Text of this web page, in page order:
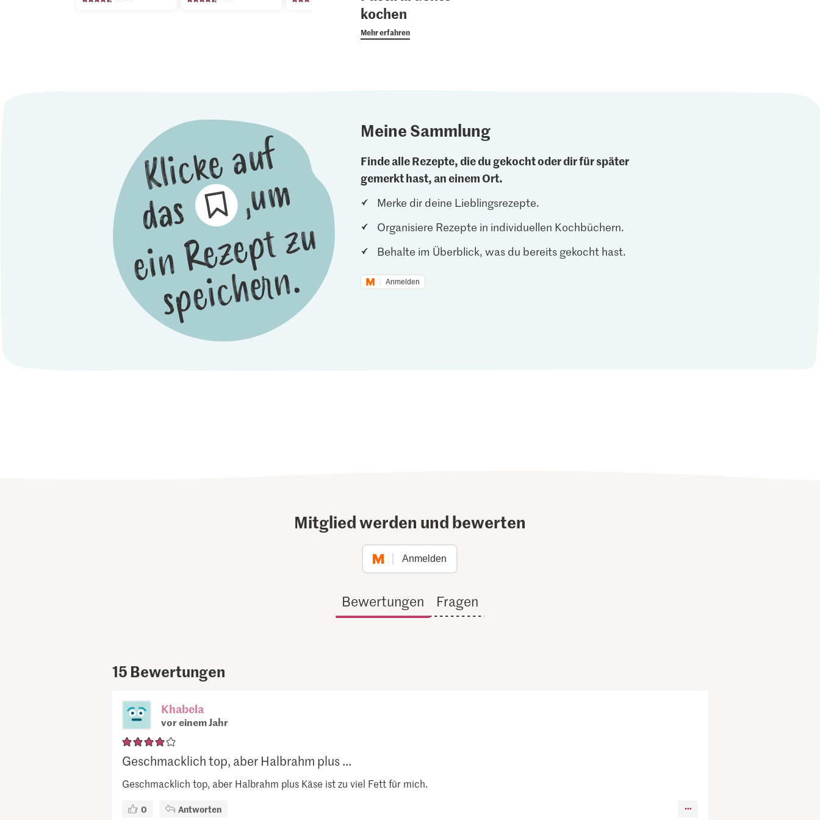
kochen
Mehr erfahren
Meine Sammlung
Finde alle Rezepte, die du gekocht oder dir für später
gemerkt hast, an einem Ort.
Merke dir deine Lieblingsrezepte.
Organisiere Rezepte in individuellen Kochbüchern.
Behalte im Überblick, was du bereits gekocht hast.
Anmelden
Mitglied werden und bewerten
Anmelden
Bewertungen Fragen
15 Bewertungen
Khabela
vor einem Jahr
Geschmacklich top, aber Halbrahm plus ...
Geschmacklich top, aber Halbrahm plus Käse ist zu viel Fett für mich.
0 Antworten